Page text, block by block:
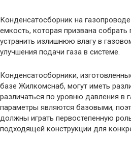
Конденсатосборник на
емкость, которая призвана
устранить излишнюю влагу в
улучшения подачи газа в системе.
Конденсатосборники,
базе Жилкомснаб, могут иметь
различаться по уровню давления в
параметры являются базовыми,
должны играть первостепенную
подходящей конструкции для